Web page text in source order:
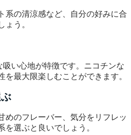
系の清涼感など、自分の好みに合
ょう。
い心地が特徴です。ニコチンな
を最大限楽しむことができます。
めのフレーバー、気分をリフレッ
を選ぶと良いでしょう。